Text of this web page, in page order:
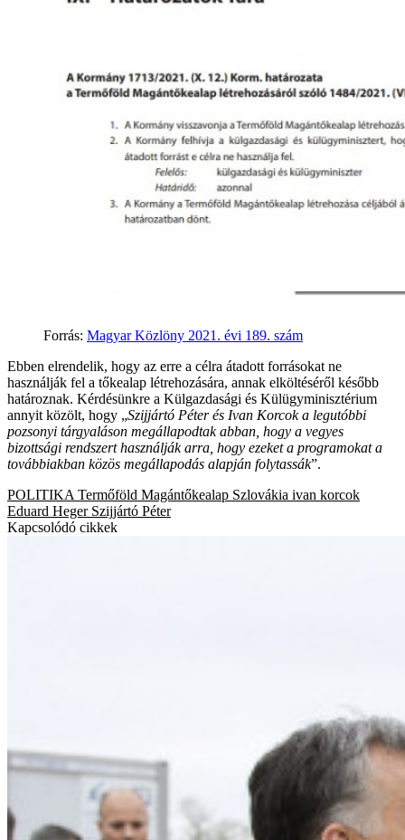
Forrás: Magyar Közlöny 2021. évi 189. szám
Ebben elrendelik, hogy az erre a célra átadott forrásokat ne
használják fel a tőkealap létrehozására, annak elköltéséről később
határoznak. Kérdésünkre a Külgazdasági és Külügyminisztérium
annyit közölt, hogy „Szijjártó Péter és Ivan Korcok a legutóbbi
pozsonyi tárgyaláson megállapodtak abban, hogy a vegyes
bizottsági rendszert használják arra, hogy ezeket a programokat a
továbbiakban közös megállapodás alapján folytassák”.
POLITIKA Termőföld Magántőkealap Szlovákia ivan korcok
Eduard Heger Szijjártó Péter
Kapcsolódó cikkek